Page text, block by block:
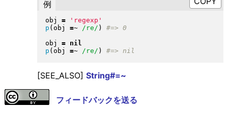
例
obj =
'regexp'
p ( obj =~ /re/ )
obj =
nil
p ( obj =~ /re/ )
[SEE_ALSO] String#=~
フィードバックを送る